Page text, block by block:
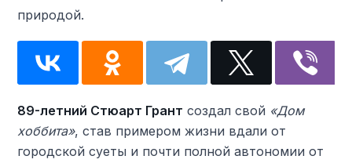
природой.
89-летний Стюарт Грант создал свой «Дом
хоббита», став примером жизни вдали от
городской суеты и почти полной автономии от